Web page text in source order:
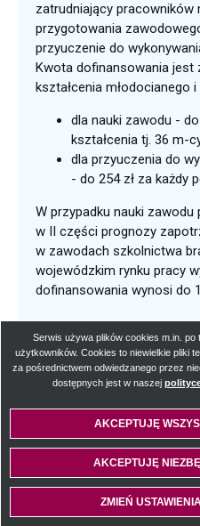
Serwis używa plików cookies m.in.
użytkowników. Cookies to niewielkie pliki
za pośrednictwem odwiedzanego przez
dostępnych jest w naszej
AKCEPTUJĘ
AKCEPTUJĘ
WYCOFAJ
ZMIEŃ
zatrudniający pracowników
przygotowania
przyuczenie do
Kwota dofinansowania jest
kształcenia młodocianego
dla nauki zawodu -
kształcenia tj. 36 m-
dla przyuczenia do
- do 254 zł za każdy
W przypadku nauki
w II części prognozy
w zawodach szkolnictwa
wojewódzkim rynku pracy
dofinansowania wynosi do
Szczegółowy opis
Termin i miejsce
Opłaty